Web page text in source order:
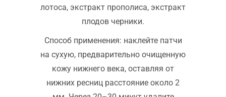
лотоса, экстракт прополиса, экстракт
плодов черники.
Способ применения: наклейте патчи
на сухую, предварительно очищенную
кожу нижнего века, оставляя от
нижних ресниц расстояние около 2